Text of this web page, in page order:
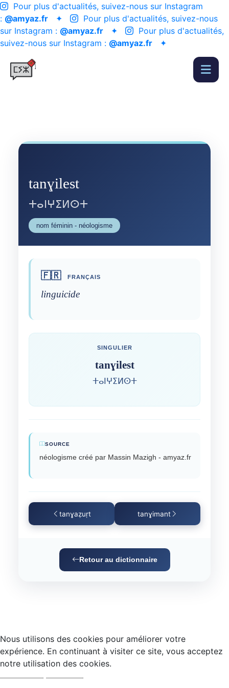
Pour plus d'actualités, suivez-nous sur Instagram
: @amyaz.fr ✦
Pour plus d'actualités, suivez-nous
sur Instagram : @amyaz.fr ✦
Pour plus d'actualités,
suivez-nous sur Instagram : @amyaz.fr ✦
tanɣilest
ⵜⴰⵏⵖⵉⵍⵙⵜ
nom féminin - néologisme
🇫🇷 FRANÇAIS
linguicide
SINGULIER
tanɣilest
ⵜⴰⵏⵖⵉⵍⵙⵜ
SOURCE
néologisme créé par Massin Mazigh - amyaz.fr
tanɣaẓuṛt tanɣimant
Retour au dictionnaire
Nous utilisons des cookies pour améliorer votre
expérience. En continuant à visiter ce site, vous acceptez
notre utilisation des cookies.